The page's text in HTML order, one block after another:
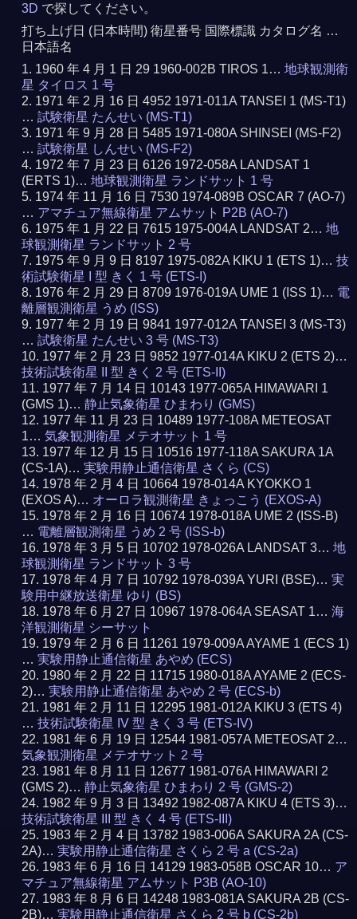
3D で探してください。
打ち上げ日 (日本時間) 衛星番号 国際標識 カタログ名 …
日本語名
1960 年 4 月 1 日 29 1960-002B TIROS 1…地球観測衛
星 タイロス 1 号
1971 年 2 月 16 日 4952 1971-011A TANSEI 1 (MS-T1)
…試験衛星 たんせい (MS-T1)
1971 年 9 月 28 日 5485 1971-080A SHINSEI (MS-F2)
…試験衛星 しんせい (MS-F2)
1972 年 7 月 23 日 6126 1972-058A LANDSAT 1
(ERTS 1)…地球観測衛星 ランドサット 1 号
1974 年 11 月 16 日 7530 1974-089B OSCAR 7 (AO-7)
… アマチュア無線衛星 アムサット P2B (AO-7)
1975 年 1 月 22 日 7615 1975-004A LANDSAT 2…地
球観測衛星 ランドサット 2 号
1975 年 9 月 9 日 8197 1975-082A KIKU 1 (ETS 1)…技
術試験衛星 I 型 きく 1 号 (ETS-I)
1976 年 2 月 29 日 8709 1976-019A UME 1 (ISS 1)… 電
離層観測衛星 うめ (ISS)
1977 年 2 月 19 日 9841 1977-012A TANSEI 3 (MS-T3)
…試験衛星 たんせい 3 号 (MS-T3)
1977 年 2 月 23 日 9852 1977-014A KIKU 2 (ETS 2)…
技術試験衛星 II 型 きく 2 号 (ETS-II)
1977 年 7 月 14 日 10143 1977-065A HIMAWARI 1
(GMS 1)…静止気象衛星 ひまわり (GMS)
1977 年 11 月 23 日 10489 1977-108A METEOSAT
1…気象観測衛星 メテオサット 1 号
1977 年 12 月 15 日 10516 1977-118A SAKURA 1A
(CS-1A)…実験用静止通信衛星 さくら (CS)
1978 年 2 月 4 日 10664 1978-014A KYOKKO 1
(EXOS A)… オーロラ観測衛星 きょっこう (EXOS-A)
1978 年 2 月 16 日 10674 1978-018A UME 2 (ISS-B)
… 電離層観測衛星 うめ 2 号 (ISS-b)
1978 年 3 月 5 日 10702 1978-026A LANDSAT 3…地
球観測衛星 ランドサット 3 号
1978 年 4 月 7 日 10792 1978-039A YURI (BSE)…実
験用中継放送衛星 ゆり (BS)
1978 年 6 月 27 日 10967 1978-064A SEASAT 1…海
洋観測衛星 シーサット
1979 年 2 月 6 日 11261 1979-009A AYAME 1 (ECS 1)
…実験用静止通信衛星 あやめ (ECS)
1980 年 2 月 22 日 11715 1980-018A AYAME 2 (ECS-
2)…実験用静止通信衛星 あやめ 2 号 (ECS-b)
1981 年 2 月 11 日 12295 1981-012A KIKU 3 (ETS 4)
…技術試験衛星 IV 型 きく 3 号 (ETS-IV)
1981 年 6 月 19 日 12544 1981-057A METEOSAT 2…
気象観測衛星 メテオサット 2 号
1981 年 8 月 11 日 12677 1981-076A HIMAWARI 2
(GMS 2)…静止気象衛星 ひまわり 2 号 (GMS-2)
1982 年 9 月 3 日 13492 1982-087A KIKU 4 (ETS 3)…
技術試験衛星 III 型 きく 4 号 (ETS-III)
1983 年 2 月 4 日 13782 1983-006A SAKURA 2A (CS-
2A)…実験用静止通信衛星 さくら 2 号 a (CS-2a)
1983 年 6 月 16 日 14129 1983-058B OSCAR 10… ア
マチュア無線衛星 アムサット P3B (AO-10)
1983 年 8 月 6 日 14248 1983-081A SAKURA 2B (CS-
2B)…実験用静止通信衛星 さくら 2 号 b (CS-2b)